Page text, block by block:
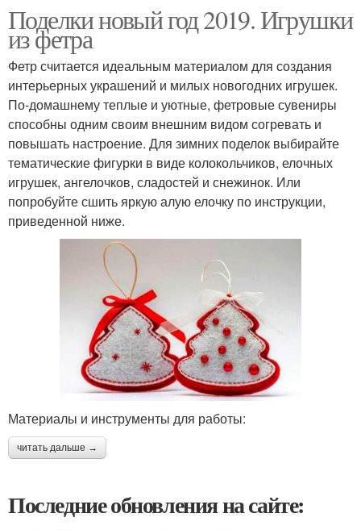
Поделки новый год 2019. Игрушки
из фетра
Фетр считается идеальным материалом для создания
интерьерных украшений и милых новогодних игрушек.
По-домашнему теплые и уютные, фетровые сувениры
способны одним своим внешним видом согревать и
повышать настроение. Для зимних поделок выбирайте
тематические фигурки в виде колокольчиков, елочных
игрушек, ангелочков, сладостей и снежинок. Или
попробуйте сшить яркую алую елочку по инструкции,
приведенной ниже.
Материалы и инструменты для работы:
читать дальше →
Последние обновления на сайте: